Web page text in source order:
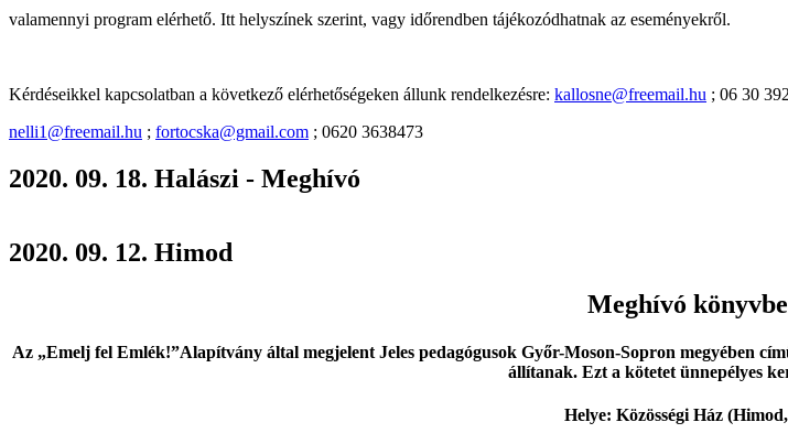
valamennyi program elérhető. Itt helyszínek szerint, vagy időrendben tájékozódhatnak az eseményekről.
Kérdéseikkel kapcsolatban a következő elérhetőségeken állunk rendelkezésre: kallosne@freemail.hu ; 06 30
nelli1@freemail.hu ; fortocska@gmail.com ; 0620 3638473
2020. 09. 18. Halászi - Meghívó
2020. 09. 12. Himod
Meghívó
Az „Emelj fel Emlék!”Alapítvány által megjelent Jeles pedagógusok Győr-Moson-Sopron megyében
állítanak. Ezt a kötetet ünnepélyes
Helye: Közösségi Ház